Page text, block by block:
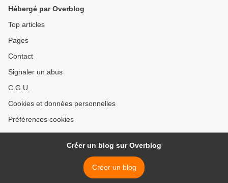
Hébergé par Overblog
Top articles
Pages
Contact
Signaler un abus
C.G.U.
Cookies et données personnelles
Préférences cookies
Créer un blog sur Overblog
Créer un blog